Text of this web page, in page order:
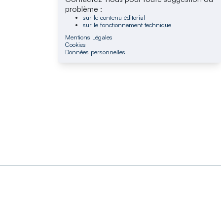
problème :
sur le contenu éditorial
sur le fonctionnement technique
Mentions Légales
Cookies
Données personnelles